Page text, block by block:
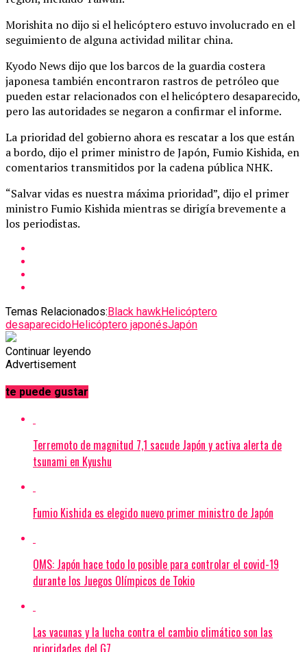
Morishita no dijo si el helicóptero estuvo involucrado en el
seguimiento de alguna actividad militar china.
Kyodo News dijo que los barcos de la guardia costera
japonesa también encontraron rastros de petróleo que
pueden estar relacionados con el helicóptero desaparecido,
pero las autoridades se negaron a confirmar el informe.
La prioridad del gobierno ahora es rescatar a los que están
a bordo, dijo el primer ministro de Japón, Fumio Kishida, en
comentarios transmitidos por la cadena pública NHK.
“Salvar vidas es nuestra máxima prioridad”, dijo el primer
ministro Fumio Kishida mientras se dirigía brevemente a
los periodistas.
Temas Relacionados:Black hawkHelicóptero
desaparecidoHelicóptero japonésJapón
Continuar leyendo
Advertisement
te puede gustar
Terremoto de magnitud 7,1 sacude Japón y activa alerta de
tsunami en Kyushu
Fumio Kishida es elegido nuevo primer ministro de Japón
OMS: Japón hace todo lo posible para controlar el covid-19
durante los Juegos Olímpicos de Tokio
Las vacunas y la lucha contra el cambio climático son las